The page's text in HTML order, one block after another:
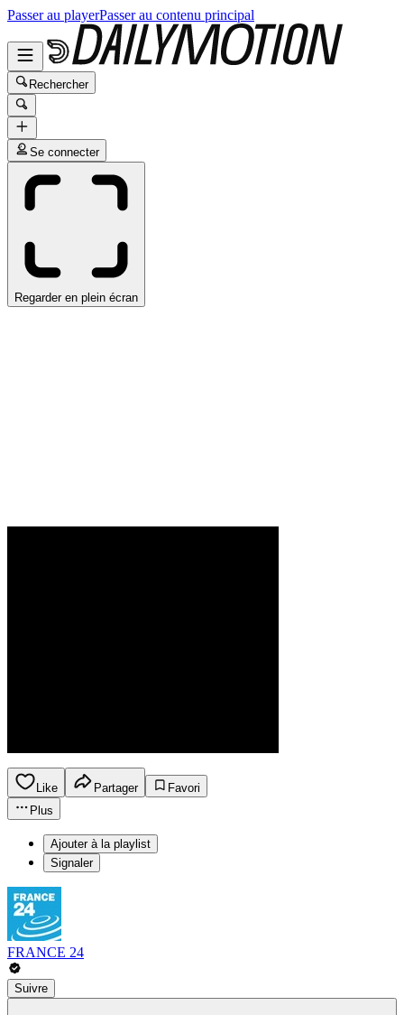
Passer au playerPasser au contenu principal
Rechercher
Se connecter
Regarder en plein écran
Like Partager
Favori
Plus
Ajouter à la playlist
Signaler
FRANCE 24
Suivre